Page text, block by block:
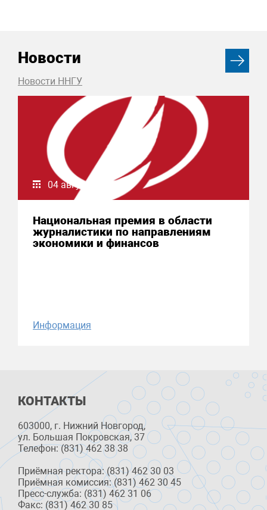
Новости
Новости ННГУ
04 августа 2026
Национальная премия в области
журналистики по направлениям
экономики и финансов
Информация
КОНТАКТЫ
603000, г. Нижний Новгород,
ул. Большая Покровская, 37
Телефон: (831) 462 38 38
Приёмная ректора: (831) 462 30 03
Приёмная комиссия: (831) 462 30 45
Пресс-служба: (831) 462 31 06
Факс: (831) 462 30 85